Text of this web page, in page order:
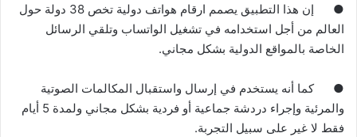
● إن هذا التطبيق يصمم ارقام هواتف دولية تخص 38 دولة حول
العالم من أجل استخدامه في تشغيل الواتساب وتلقي الرسائل
الخاصة بالمواقع الدولية بشكل مجاني.
●كما أنه يستخدم في إرسال واستقبال المكالمات الصوتية
والمرئية وإجراء دردشة جماعية أو فردية بشكل مجاني ولمدة 5 أيام
فقط لا غير على سبيل التجربة.